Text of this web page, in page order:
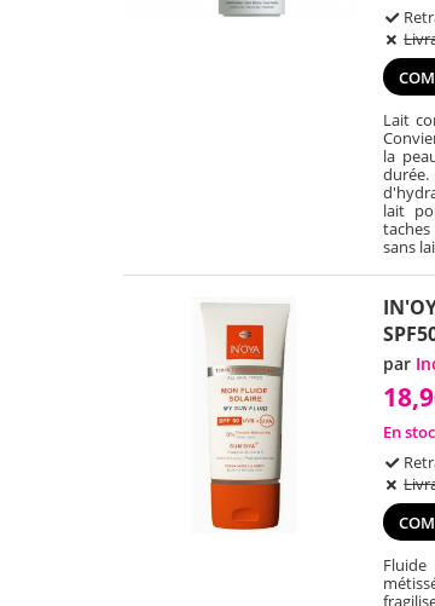
Lait
la
lait
sans
par
En